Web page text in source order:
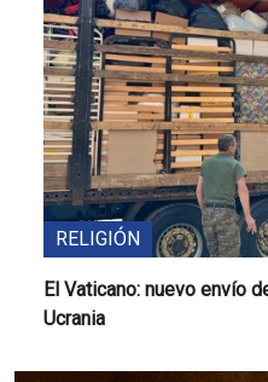
RELIGIÓN
El Vaticano: nuevo envío
Ucrania